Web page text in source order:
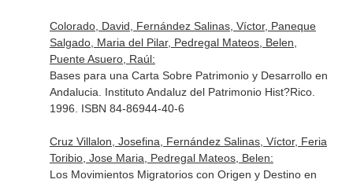
Colorado, David, Fernández Salinas, Víctor, Paneque
Salgado, Maria del Pilar, Pedregal Mateos, Belen,
Puente Asuero, Raúl:
Bases para una Carta Sobre Patrimonio y Desarrollo en
Andalucia. Instituto Andaluz del Patrimonio Hist?Rico.
1996. ISBN 84-86944-40-6
Cruz Villalon, Josefina, Fernández Salinas, Víctor, Feria
Toribio, Jose Maria, Pedregal Mateos, Belen:
Los Movimientos Migratorios con Origen y Destino en